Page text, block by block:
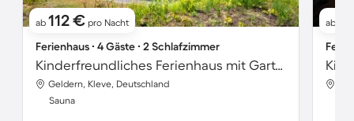
ab 112 € pro Nacht
Ferienhaus ∙ 4 Gäste ∙ 2 Schlafzimmer
Kinderfreundliches Ferienhaus mit Garten, Sauna und Whirlpool | Strand in der Nähe
Geldern, Kleve, Deutschland
Sauna
ab